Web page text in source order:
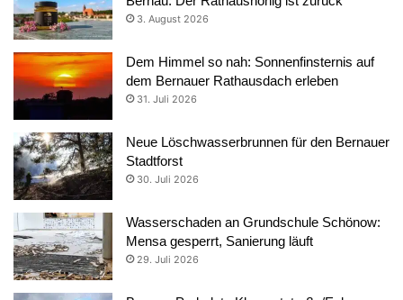
3. August 2026
Dem Himmel so nah: Sonnenfinsternis auf
dem Bernauer Rathausdach erleben
31. Juli 2026
Neue Löschwasserbrunnen für den Bernauer
Stadtforst
30. Juli 2026
Wasserschaden an Grundschule Schönow:
Mensa gesperrt, Sanierung läuft
29. Juli 2026